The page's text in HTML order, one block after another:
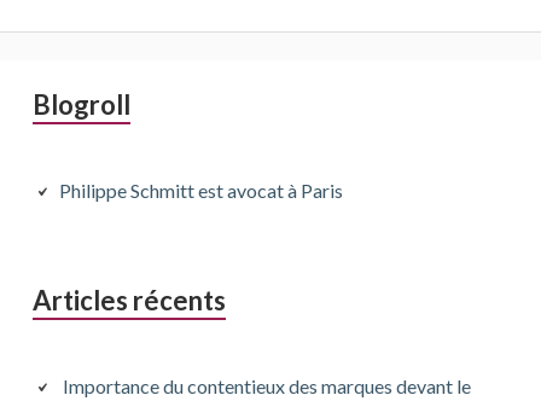
Barre
principale
Blogroll
Philippe Schmitt est avocat à Paris
Articles récents
Importance du contentieux des marques devant le